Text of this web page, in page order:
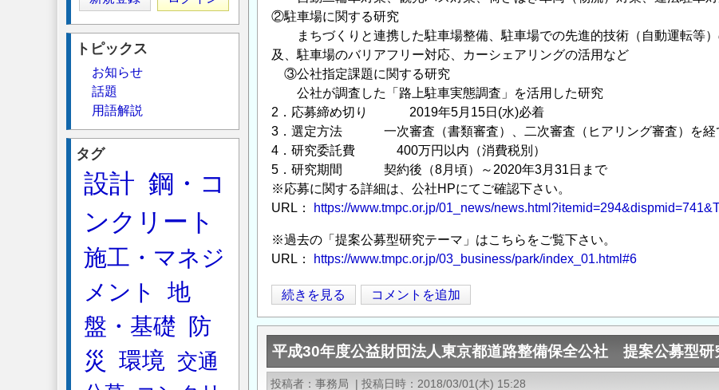
②駐車場に関する研究
まちづくりと連携した駐車場整備、駐車場での先進的技術（自動運転等
及、駐車場のバリアフリー対応、カーシェアリングの活用など
③公社指定課題に関する研究
公社が調査した「路上駐車実態調査」を活用した研究
2．応募締め切り 2019年5月15日(水)必着
3．選定方法 一次審査（書類審査）、二次審査（ヒアリング審査）を経
4．研究委託費 400万円以内（消費税別）
5．研究期間 契約後（8月頃）～2020年3月31日まで
※応募に関する詳細は、公社HPにてご確認下さい。
URL：
https://www.tmpc.or.jp/01_news/
※過去の「提案公募型研究テーマ」はこちらをご覧下さい。
URL：
https://www.tmpc.or.jp/03_business/park/index_01.html#6
平
成
31
年
度
続きを見る コメントを追加
平成30年度公益財団法人東京都道路整備保全公社 提案公募型研
投稿者 事務局 | 投稿日時
2018/03/01(木) 15:28
トピックス
お知らせ
話題
用語解説
タグ
設計 鋼・コ
ンクリート
施工・マネジ
メント
地
盤・基礎
防
災
環境 交通